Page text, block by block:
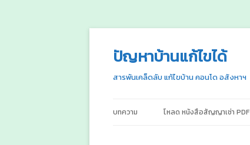
ปัญหาบ้านแก้ไขได้
สารพันเคล็ดลับ แก้ไขบ้าน คอนโด อสังหาฯ
บทความ โหลด หนังสือสัญญาเช่า PDF